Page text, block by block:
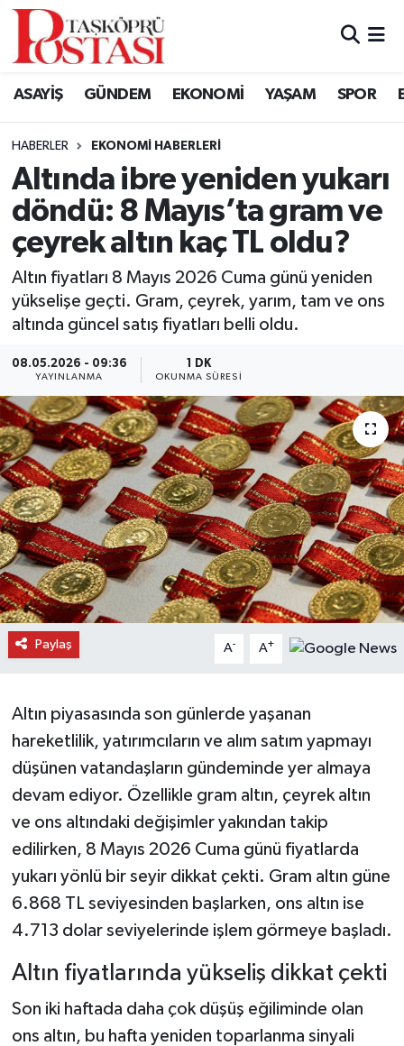
ASAYİŞ GÜNDEM EKONOMİ YAŞAM SPOR
HABERLER EKONOMI HABERLERI
Altında ibre yeniden yukarı
döndü: 8 Mayıs’ta gram ve
çeyrek altın kaç TL oldu?
Altın fiyatları 8 Mayıs 2026 Cuma günü yeniden
yükselişe geçti. Gram, çeyrek, yarım, tam ve ons
altında güncel satış fiyatları belli oldu.
08.05.2026 - 09:36
YAYINLANMA
1 DK
OKUNMA SÜRESI
Paylaş A- A+
Altın piyasasında son günlerde yaşanan
hareketlilik, yatırımcıların ve alım satım yapmayı
düşünen vatandaşların gündeminde yer almaya
devam ediyor. Özellikle gram altın, çeyrek altın
ve ons altındaki değişimler yakından takip
edilirken, 8 Mayıs 2026 Cuma günü fiyatlarda
yukarı yönlü bir seyir dikkat çekti. Gram altın güne
6.868 TL seviyesinden başlarken, ons altın ise
4.713 dolar seviyelerinde işlem görmeye başladı.
Altın fiyatlarında yükseliş dikkat çekti
Son iki haftada daha çok düşüş eğiliminde olan
ons altın, bu hafta yeniden toparlanma sinyali
Kastamonu Vefat Edenler
Araç Haberleri
Azdavay Haberleri
Bozkurt Haberleri
Daday Haberleri
Devrekani Haberleri
Doğanyurt Haberleri
Hanönü Haberleri
İhsangazi Haberleri
Küre Haberleri
Merkez Haberleri
Pınarbaşı Haberleri
Şenpazar Haberleri
Seydiler Haberleri
Taşköprü Haberleri
Tosya Haberleri
Karadeniz Haberleri